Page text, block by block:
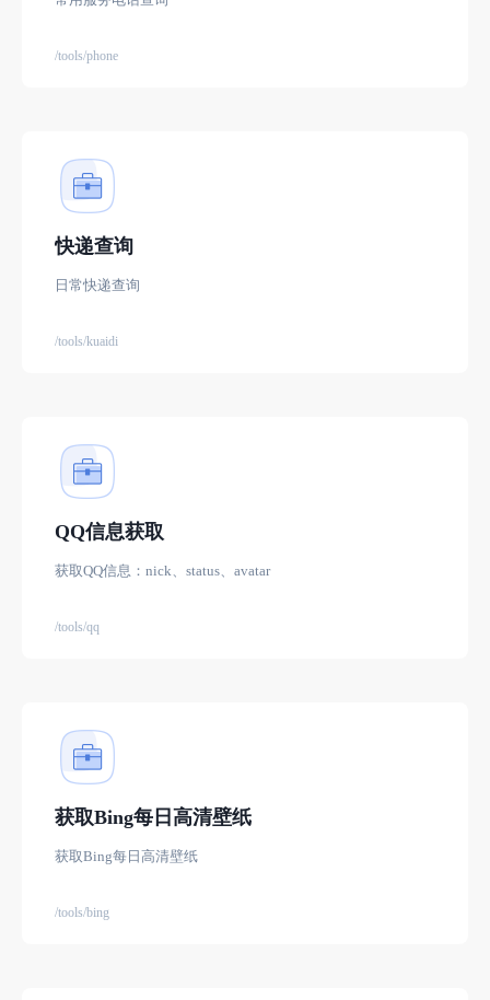
/tools/phone
快递查询
日常快递查询
/tools/kuaidi
QQ信息获取
获取QQ信息：nick、status、avatar
/tools/qq
获取Bing每日高清壁纸
获取Bing每日高清壁纸
/tools/bing